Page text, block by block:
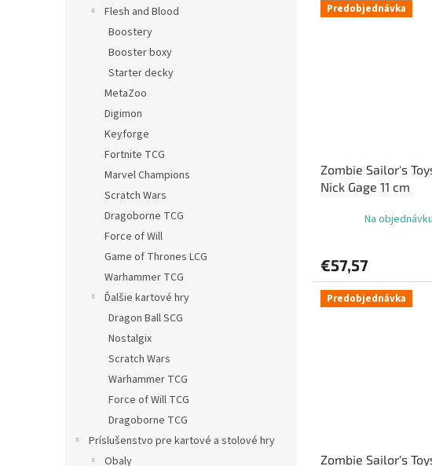
Flesh and Blood
Boostery
Booster boxy
Starter decky
MetaZoo
Digimon
Keyforge
Fortnite TCG
Marvel Champions
Scratch Wars
Dragoborne TCG
Force of Will
Game of Thrones LCG
Warhammer TCG
Ďalšie kartové hry
Dragon Ball SCG
Nostalgix
Scratch Wars
Warhammer TCG
Force of Will TCG
Dragoborne TCG
Príslušenstvo pre kartové a stolové hry
Obaly
Predobjednávka
Zombie Sailor's
Nick Gage 11 cm
Na
€57,57
Predobjednávka
Zombie Sailor's